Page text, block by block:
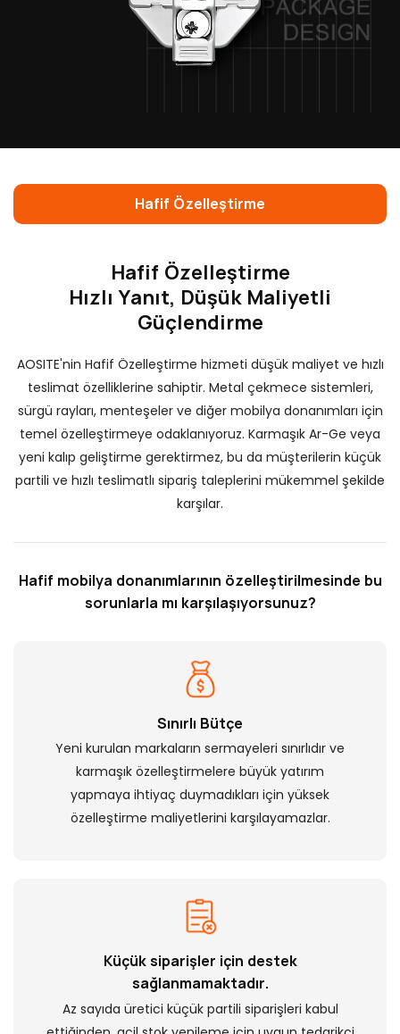
Hafif Özelleştirme
Hafif Özelleştirme
Hızlı Yanıt, Düşük Maliyetli
Güçlendirme
AOSITE'nin Hafif Özelleştirme hizmeti düşük maliyet ve hızlı
teslimat özelliklerine sahiptir. Metal çekmece sistemleri,
sürgü rayları, menteşeler ve diğer mobilya donanımları için
temel özelleştirmeye odaklanıyoruz. Karmaşık Ar-Ge veya
yeni kalıp geliştirme gerektirmez, bu da müşterilerin küçük
partili ve hızlı teslimatlı sipariş taleplerini mükemmel şekilde
karşılar.
Hafif mobilya donanımlarının özelleştirilmesinde bu
sorunlarla mı karşılaşıyorsunuz?
Sınırlı Bütçe
Yeni kurulan markaların sermayeleri sınırlıdır ve
karmaşık özelleştirmelere büyük yatırım
yapmaya ihtiyaç duymadıkları için yüksek
özelleştirme maliyetlerini karşılayamazlar.
Küçük siparişler için destek
sağlanmamaktadır.
Az sayıda üretici küçük partili siparişleri kabul